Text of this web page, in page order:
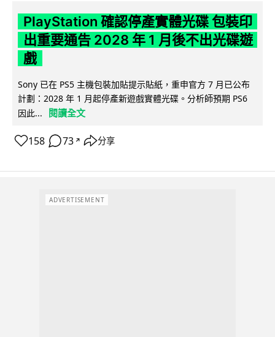
PlayStation 確認停產實體光碟 包裝印
出重要通告 2028 年 1 月後不出光碟遊
戲
Sony 已在 PS5 主機包裝加貼提示貼紙，重申官方 7 月已公布
計劃：2028 年 1 月起停產新遊戲實體光碟。分析師預期 PS6
因此...
閱讀全文
158 73 ↗ 分享
ADVERTISEMENT